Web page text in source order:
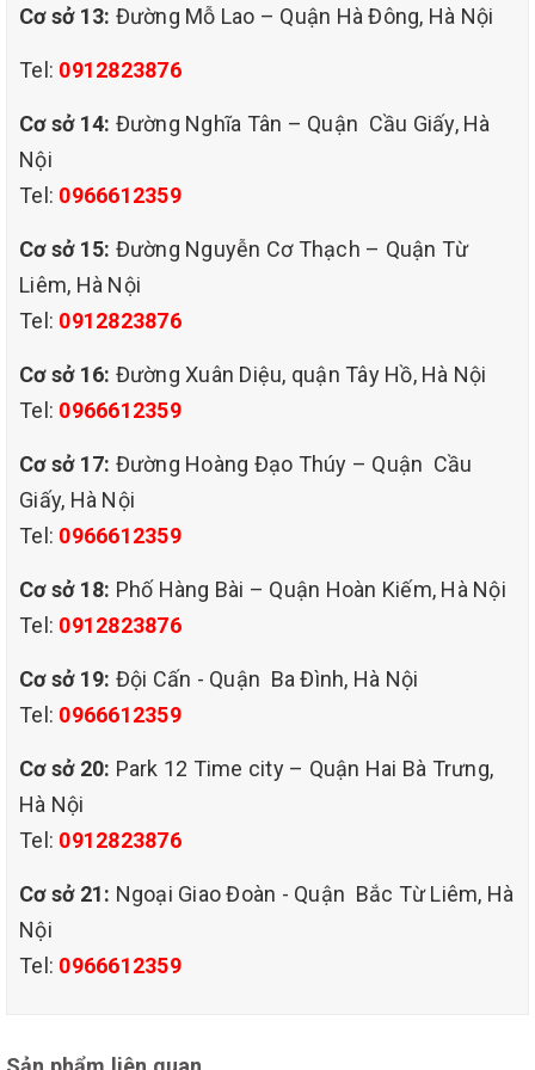
Áp dụng công nghệ hiện đại nhất trong quá trình thi công
Dung dịch nhập khẩu từ Singapore an toàn, thân thiện với sức
khỏe người dùng, kể cả trẻ em
nhiên vào không gian sống của bạn
khách hàng chuyên nghiệp, tận tâm và đạt chuẩn chất lượng.
Cùng tìm hiểu quy trình dịch vụ giặt ghế sofa tại nhà mà bạn sẽ
Quy trình giặt ghế sofa sofa chất liệu vải, nỉ, nhung
mỹ đình từ liêm, tư vấn viên sẽ hẹn lịch để cử đội ngũ thi công
đến tại nhà bạn và thực hiện quy trình làm sạch sofa theo 5 bước
cơ bản nhất như sau:
Sau khi chào hỏi, thợ thi công sẽ trao đổi với khách hàng và tiến
hành khảo sát chất liệu, tình hình sofa, định hướng cách giải
quyết vết bẩn.
Cơ sở 13: Đường Mỗ Lao – Quận Hà Đông, Hà Nội
Tel: 0912823876
Cơ sở 14: Đường Nghĩa Tân – Quận Cầu Giấy, Hà
Nội
Tel: 0966612359
Cơ sở 15: Đường Nguyễn Cơ Thạch – Quận Từ
Liêm, Hà Nội
Tel: 0912823876
Cơ sở 16: Đường Xuân Diệu, quận Tây Hồ, Hà Nội
Tel: 0966612359
Cơ sở 17: Đường Hoàng Đạo Thúy – Quận Cầu
Giấy, Hà Nội
Tel: 0966612359
Cơ sở 18: Phố Hàng Bài – Quận Hoàn Kiếm, Hà Nội
Tel: 0912823876
Cơ sở 19: Đội Cấn - Quận Ba Đình, Hà Nội
Tel: 0966612359
Cơ sở 20: Park 12 Time city – Quận Hai Bà Trưng,
Hà Nội
Tel: 0912823876
Cơ sở 21: Ngoại Giao Đoàn - Quận Bắc Từ Liêm, Hà
Nội
Tel: 0966612359